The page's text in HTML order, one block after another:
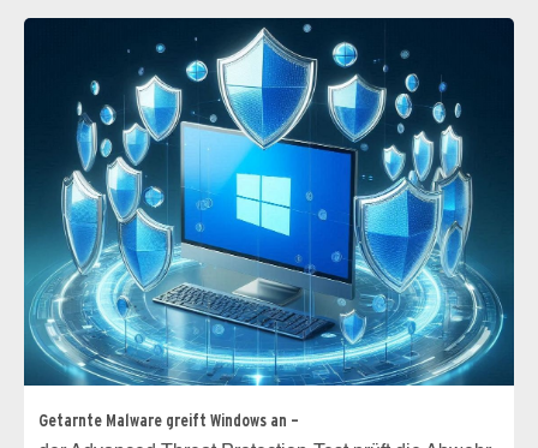
Getarnte Malware greift Windows an –